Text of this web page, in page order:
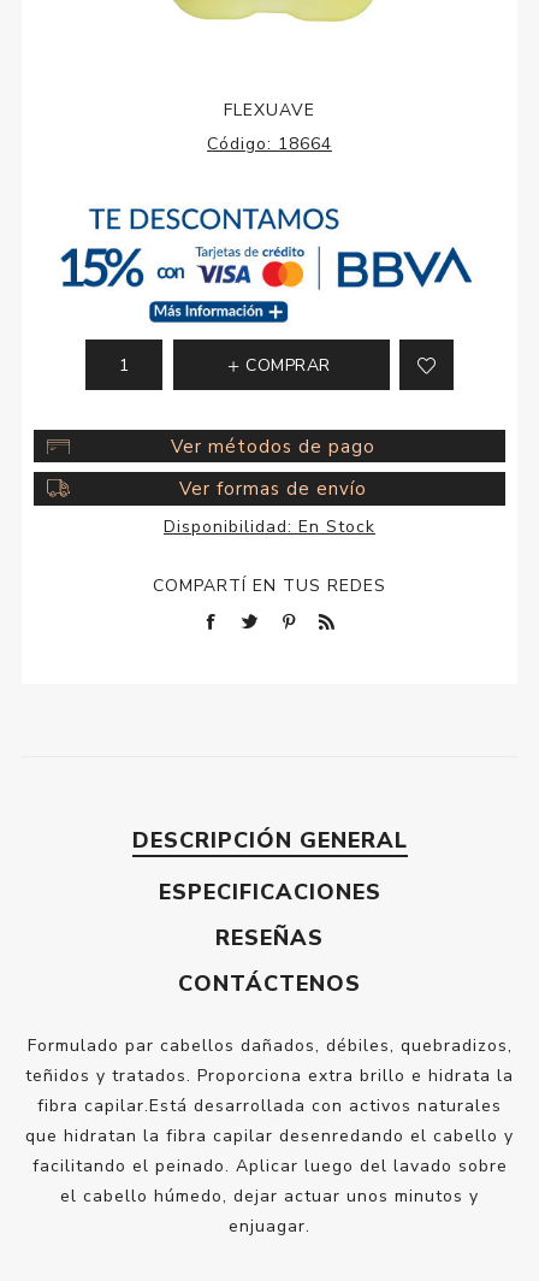
FLEXUAVE
Código: 18664
COMPRAR
Ver métodos de pago
Ver formas de envío
Disponibilidad: En Stock
COMPARTÍ EN TUS REDES
DESCRIPCIÓN GENERAL
ESPECIFICACIONES
RESEÑAS
CONTÁCTENOS
Formulado par cabellos dañados, débiles, quebradizos,
teñidos y tratados. Proporciona extra brillo e hidrata la
fibra capilar.Está desarrollada con activos naturales
que hidratan la fibra capilar desenredando el cabello y
facilitando el peinado. Aplicar luego del lavado sobre
el cabello húmedo, dejar actuar unos minutos y
enjuagar.